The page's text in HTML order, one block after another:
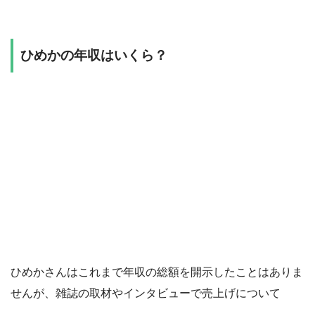
ひめかの年収はいくら？
ひめかさんはこれまで年収の総額を開示したことはありま
せんが、雑誌の取材やインタビューで売上げについて